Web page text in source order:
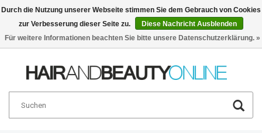
Deutsch €
Durch die Nutzung unserer Webseite stimmen Sie dem Gebrauch von Cookies
zur Verbesserung dieser Seite zu.
Diese Nachricht Ausblenden
Für weitere Informationen beachten Sie bitte unsere Datenschutzerklärung. »